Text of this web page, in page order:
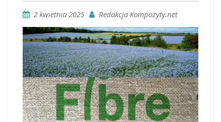
2 kwietnia 2025 Redakcja Kompozyty.net